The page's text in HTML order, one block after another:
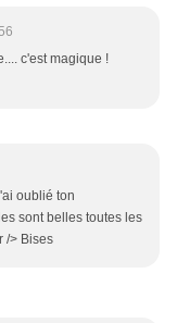
c'est magique !
oublié ton
sont belles toutes les
/> Bises